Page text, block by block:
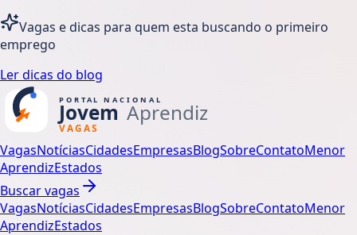
Vagas e dicas para quem esta buscando o primeiro
emprego
Ler dicas do blog
VagasNotíciasCidadesEmpresasBlogSobreContatoMenor
AprendizEstados
Buscar vagas
VagasNotíciasCidadesEmpresasBlogSobreContatoMenor
AprendizEstados